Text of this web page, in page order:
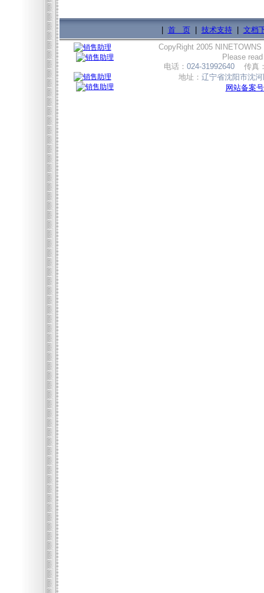
首 页| 技术支持| 文档
CopyRight 2005 NINETOWNS
Please
电话： 024-31992640 传真
地址： 辽宁省沈阳市沈
网站备案